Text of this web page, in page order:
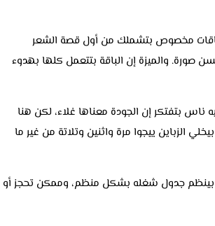
مخصوص بتشملك من أول قصة الشعر
والميزة إن الباقة بتتعمل كلها بهدوء
ناس بتفتكر إن الجودة معناها غلاء، لكن هنا
الزباين ييجوا مرة واثنين وتلاتة من غير ما
بينظم جدول شغله بشكل منظم، وممكن تحجز أو